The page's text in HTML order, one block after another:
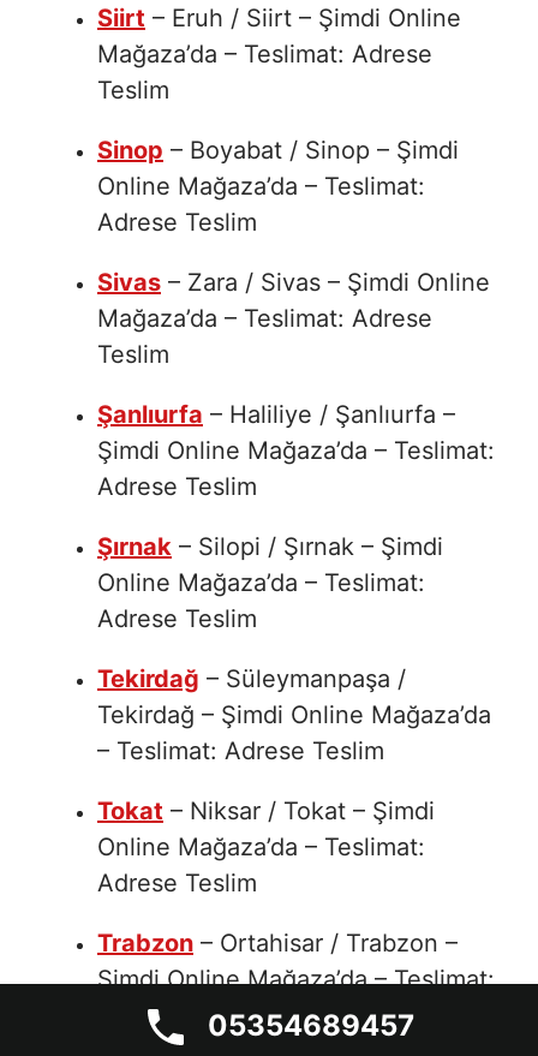
Siirt – Eruh / Siirt – Şimdi Online
Mağaza’da – Teslimat: Adrese
Teslim
Sinop – Boyabat / Sinop – Şimdi
Online Mağaza’da – Teslimat:
Adrese Teslim
Sivas – Zara / Sivas – Şimdi Online
Mağaza’da – Teslimat: Adrese
Teslim
Şanlıurfa – Haliliye / Şanlıurfa –
Şimdi Online Mağaza’da – Teslimat:
Adrese Teslim
Şırnak – Silopi / Şırnak – Şimdi
Online Mağaza’da – Teslimat:
Adrese Teslim
Tekirdağ – Süleymanpaşa /
Tekirdağ – Şimdi Online Mağaza’da
– Teslimat: Adrese Teslim
Tokat – Niksar / Tokat – Şimdi
Online Mağaza’da – Teslimat:
Adrese Teslim
Trabzon – Ortahisar / Trabzon –
Şimdi Online Mağaza’da – Teslimat:
Adrese Teslim05354689457